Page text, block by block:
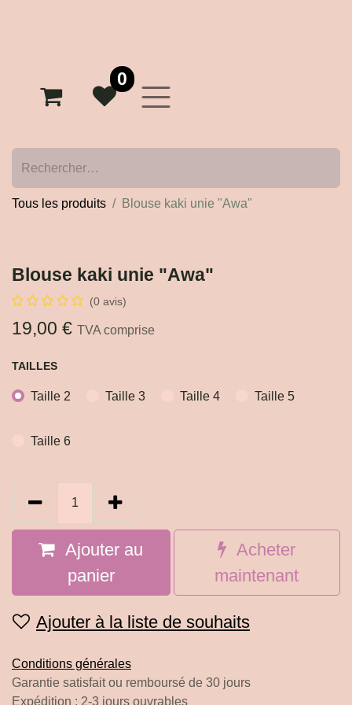
0
Tous les produits Blouse kaki unie "Awa"
Blouse kaki unie "Awa"
(0 avis)
19,00 € TVA comprise
TAILLES
Taille 2 Taille 3 Taille 4 Taille 5
Taille 6
Ajouter au
panier
Acheter
maintenant
Ajouter à la liste de souhaits
Conditions générales
Garantie satisfait ou remboursé de 30 jours
Expédition : 2-3 jours ouvrables